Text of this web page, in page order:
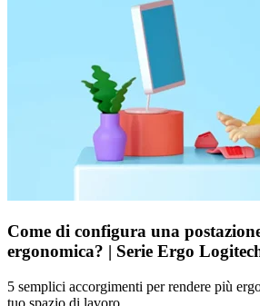
Come di configura una
ergonomica? | Serie Ergo
5 semplici accorgimenti per rendere più
tuo spazio di lavoro.